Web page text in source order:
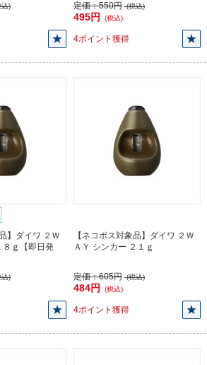
) 定価：550円 (税込)
495円 (税込)
4ポイント獲得
】ダイワ ２Ｗ
８ｇ【即日発
)
【ネコポス対象品】ダイワ ２Ｗ
ＡＹ シンカー ２１ｇ
定価：605円 (税込)
484円 (税込)
4ポイント獲得